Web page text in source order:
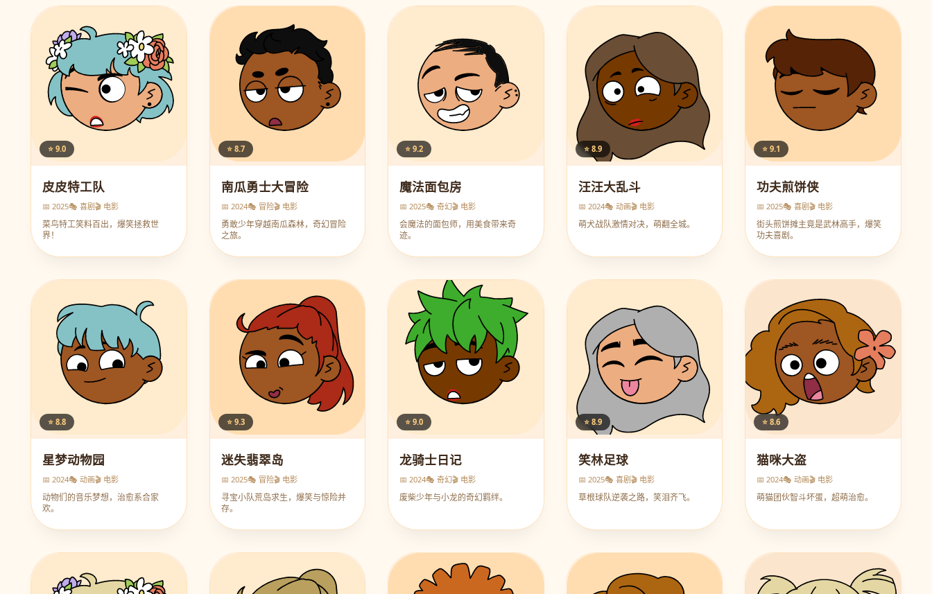
⭐ 9.0
皮皮特工队
📅 2025🎭 喜剧🎬 电影
菜鸟特工笑料百出，爆笑拯救世
界！
⭐ 8.7
南瓜勇士大冒险
📅 2024🎭 冒险🎬 电影
勇敢少年穿越南瓜森林，奇幻冒险
之旅。
⭐ 9.2
魔法面包房
📅 2025🎭 奇幻🎬 电影
会魔法的面包师，用美食带来奇
迹。
⭐ 8.9
汪汪大乱斗
📅 2024🎭 动画🎬 电影
萌犬战队激情对决，萌翻全城。
⭐ 9.1
功夫煎饼侠
📅 2025🎭 喜剧🎬 电影
街头煎饼摊主竟是武林高手，爆笑
功夫喜剧。
⭐ 8.8
星梦动物园
📅 2024🎭 动画🎬 电影
动物们的音乐梦想，治愈系合家
欢。
⭐ 9.3
迷失翡翠岛
📅 2025🎭 冒险🎬 电影
寻宝小队荒岛求生，爆笑与惊险并
存。
⭐ 9.0
龙骑士日记
📅 2024🎭 奇幻🎬 电影
废柴少年与小龙的奇幻羁绊。
⭐ 8.9
笑林足球
📅 2025🎭 喜剧🎬 电影
草根球队逆袭之路，笑泪齐飞。
⭐ 8.6
猫咪大盗
📅 2024🎭 动画🎬 电影
萌猫团伙智斗坏蛋，超萌治愈。